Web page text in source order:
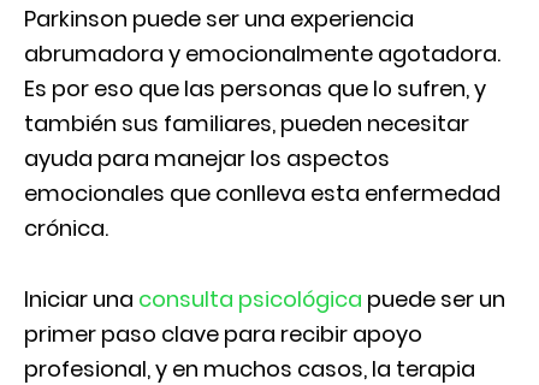
Parkinson puede ser una experiencia
abrumadora y emocionalmente agotadora.
Es por eso que las personas que lo sufren, y
también sus familiares, pueden necesitar
ayuda para manejar los aspectos
emocionales que conlleva esta enfermedad
crónica.
Iniciar una consulta psicológica puede ser un
primer paso clave para recibir apoyo
profesional, y en muchos casos, la terapia